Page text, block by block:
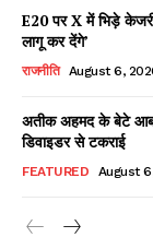
X
E20 पर X में भिड़े
लागू कर देंगे’
राजनीति August 6,
अतीक अहमद के बेटे
डिवाइडर से टकराई
FEATURED August